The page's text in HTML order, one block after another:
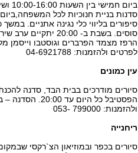
סיפורים בליווי כלי נגינה אתניים.
סוסים. בשבת ב-
הרפז מצמד הפרברים וגוסטבו וייסמן
לפרטים ולהזמנות: 04-6921788
עין כמונים
סיורים מודרכים בבית הבד, סדנה
הפסטיבל כל
ולהזמנות: 799000 -053
ריחנייה
סיורים בכפר ובמוזיאון הצ`רקסי